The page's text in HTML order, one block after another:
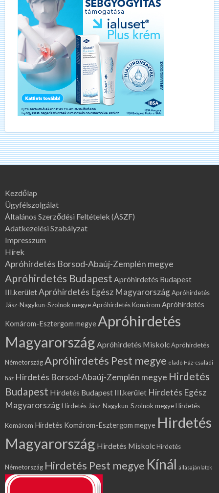
Kezdőlap
Ügyfélszolgálat
Általános Szerződési Feltételek (ÁSZF)
Adatkezelési Szabályzat
Impresszum
Hírek
Apróhirdetés Borsod-Abaúj-Zemplén megye
Apróhirdetés Budapest Apróhirdetés Budapest
III.kerületApróhirdetés Egész MagyarországApróhirdetés
Jász-Nagykun-Szolnok megyeApróhirdetés Komárom Apróhirdetés
Komárom-Esztergom megye Apróhirdetés
Magyarország Apróhirdetés MiskolcApróhirdetés
NémetországApróhirdetés Pest megye eladó Ház-családi
ház Hirdetés Borsod-Abaúj-Zemplén megye Hirdetés
Budapest Hirdetés Budapest III.kerület Hirdetés Egész
MagyarországHirdetés Jász-Nagykun-Szolnok megyeHirdetés
Komárom Hirdetés Komárom-Esztergom megye Hirdetés
Magyarország Hirdetés MiskolcHirdetés
Németország Hirdetés Pest megye Kínál állásajánlatok